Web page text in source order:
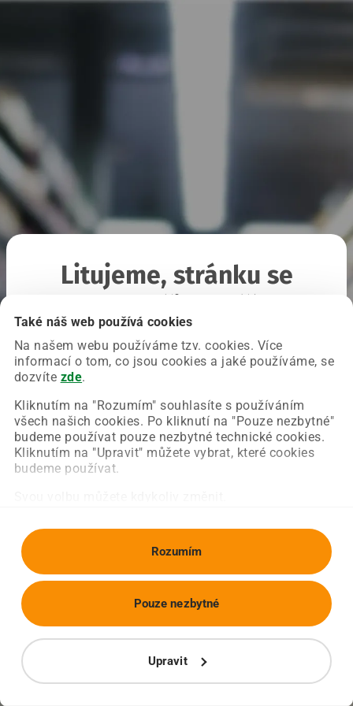
Také náš web používá cookies
Na našem webu používáme tzv. cookies. Více
informací o tom, co jsou cookies a jaké používáme, se
dozvíte zde.
Kliknutím na "Rozumím" souhlasíte s používáním
všech našich cookies. Po kliknutí na "Pouze nezbytné"
budeme používat pouze nezbytné technické cookies.
Kliknutím na "Upravit" můžete vybrat, které cookies
budeme používat.
Rozumím
Upravit
Pouze nezbytné
Litujeme, stránku se
Chyba nastala na naší straně a už ji opravujeme.
Zkuste prosím znovu načíst požadovanou stránku.
Obnovit stránku Úvodní strana